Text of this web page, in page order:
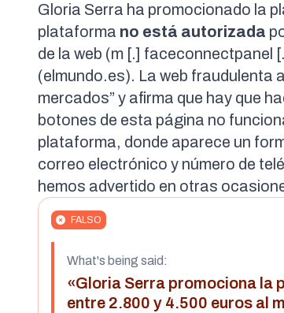
Gloria Serra ha promocionado la
plataforma no está autorizada
de la web (m [.] faceconnectpanel
(elmundo.es). La web fraudulenta
mercados” y afirma que hay que
botones de esta página no
plataforma, donde aparece un
correo electrónico y número de
hemos advertido en otras
FALSO
What's being said:
«Gloria Serra promociona la
entre 2.800 y 4.500 euros al